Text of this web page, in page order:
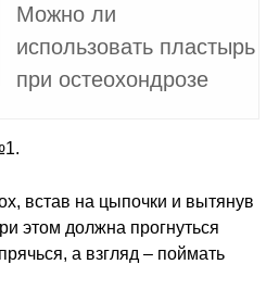
Можно ли
использовать пластырь
при остеохондрозе
встав на цыпочки и вытянув
этом должна прогнуться
а взгляд – поймать